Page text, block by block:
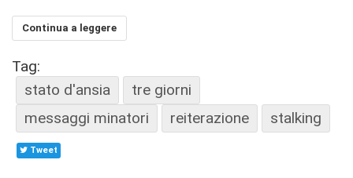
Continua a leggere
Tag:
stato d'ansia
tre giorni
messaggi minatori
reiterazione stalking
Tweet